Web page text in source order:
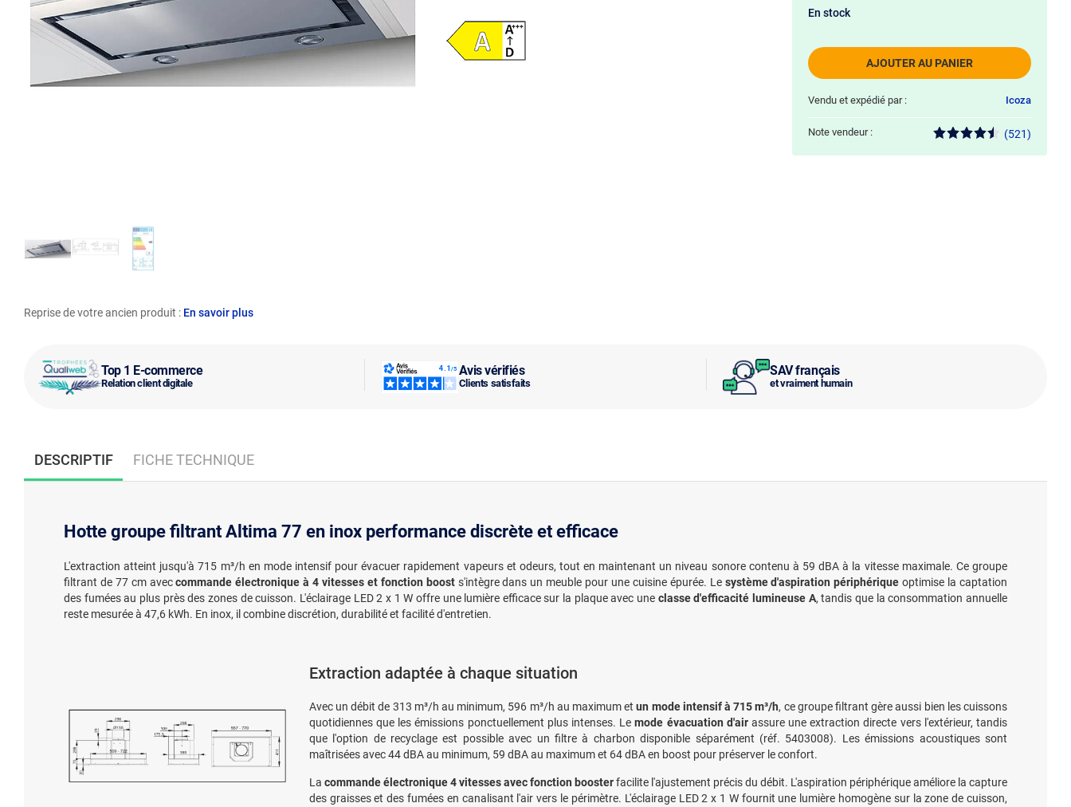
Top 1 E-commerce
Relation client digitale
Avis vérifiés
Clients satisfaits
SAV français
et vraiment humain
Reprise de votre ancien produit : En savoir plus
AJOUTER AU PANIER
En stock
Vendu et expédié par : Icoza
Note vendeur : (521)
DESCRIPTIF FICHE TECHNIQUE
Hotte groupe filtrant Altima 77 en inox performance discrète et efficace
L'extraction atteint jusqu'à 715 m³/h en mode intensif pour évacuer rapidement vapeurs et odeurs, tout en maintenant un niveau sonore contenu à 59 dBA à la vitesse maximale. Ce groupe
filtrant de 77 cm aveccommande électronique à 4 vitesses et fonction boosts'intègre dans un meuble pour une cuisine épurée. Le système d'aspiration périphérique optimise la captation
des fumées au plus près des zones de cuisson. L'éclairage LED 2 x 1 W offre une lumière efficace sur la plaque avec une classe d'efficacité lumineuse A, tandis que la consommation annuelle
reste mesurée à 47,6 kWh. En inox, il combine discrétion, durabilité et facilité d'entretien.
Extraction adaptée à chaque situation
Avec un débit de 313 m³/h au minimum, 596 m³/h au maximum etun mode intensif à 715 m³/h, ce groupe filtrant gère aussi bien les cuissons
quotidiennes que les émissions ponctuellement plus intenses. Lemode évacuation d'airassure une extraction directe vers l'extérieur, tandis
que l'option de recyclage est possible avec un filtre à charbon disponible séparément (réf. 5403008). Les émissions acoustiques sont
maîtrisées avec 44 dBA au minimum, 59 dBA au maximum et 64 dBA en boost pour préserver le confort.
La commande électronique 4 vitesses avec fonction boosterfacilite l'ajustement précis du débit. L'aspiration périphérique améliore la capture
des graisses et des fumées en canalisant l'air vers le périmètre. L'éclairage LED 2 x 1 W fournit une lumière homogène sur la zone de cuisson,